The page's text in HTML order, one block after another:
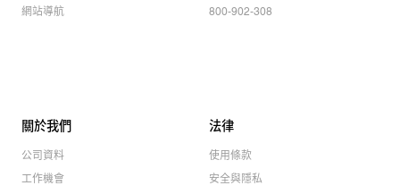
網站導航
800-902-308
關於我們
公司資料
工作機會
法律
使用條款
安全與隱私